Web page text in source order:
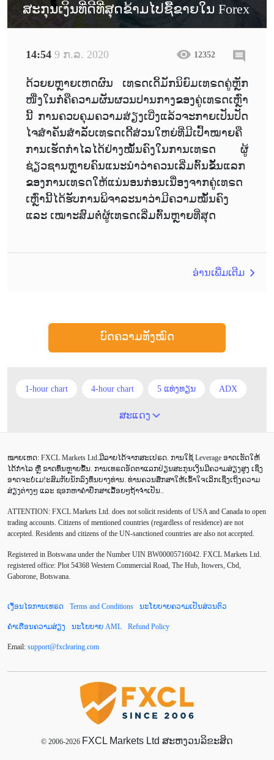
ສະກຸນເງິນທີ່ດີທີ່ສຸດຂ້າມໄປຊື້ຂາຍໃນ Forex
14:54 9 ກ.ລ. 2020 12352
ດ້ວຍຍຫຼາຍເຫດຜົນ ເທຣດເດິ້ມັກນິຍົມເທຣດຄູ່ຫຼັກ
ໜື່ງໃນກໍ່ຄືຄວາມຜັນຜວນປານກາງຂອງຄູ່ເທຣດເຫຼົ່າ
ນີ້ ການຄວບຄຸມຄວາມສ່ຽງເບີ່ງແລ້ວຈະກາຍເປັນປັດ
ໄຈສຳຄັນສຳລັບເທຣດເດີ້ສ່ວນໃຫຍ່ທີ່ມີເປົ້າໝາຍຄື
ການເຮັດກຳໄລໄດ້ຢ່າງໝັ້ນຄົງໃນການເທຣດ ຜູ້
ຊ່ຽວຊານຫຼາຍຄົນແນະນຳວ່າຄວນເລີ່ມຕົ້ນຂັ້ນແລກ
ຂອງການເທຣດໃຫ້ແນ່ນອນກ່ອນເນື່ອງຈາກຄູ່ເທຣດ
ເຫຼົ່ານີ້ໄດ້ຮັບການພິຈາລະນາວ່າມີຄວາມໝັ້ນຄົງ
ແລະ ເໝາະສົມຕໍ່ຜູ້ເທຣດເລີ່ມຕົ້ນຫຼາຍທີ່ສຸດ
ອ່ານເພີ່ມເຕີມ
ບົດຄວາມທັງໝົດ
1-hour chart 4-hour chart 5 ແທ່ງທຽນ ADX
Alexander Elder
Buy Stop CAD CHF COVID-19 CPI
Canadian dollar Charles Dow
Chinese Yuan Correlation Matrix D1 DailyFX
Default mode network Doji EA EA ເຊີງລຸກ
ECB ECN EMA EUR EUR/AUD
GBP/JPY GBP/USD
Great Britain pound H1 H4
Interbank Introducing Broker
ສະແດງ
ໝາຍເຫດ: FXCL Markets Ltd.ມີລາຍໄດ້ຈາກສະເປຣດ. ການໃຊ້ Leverage ອາດເຮັດໃຫ້
ໄດ້ກຳໄລ ຫຼື ຂາດທຶນຫຼາຍຂື້ນ. ການເທຣດອັດຕາແລກປ່ຽນສະກຸນເງິນມີຄວາມສ່ຽງສູງ ເຊິ່ງ
ອາດຈະບໍ່ເມ!ະສົມກັບນັກລົງທຶນບາງທ່ານ. ທ່ານຄວນສຶກສາໃຫ້ເຂົ້າໃຈເລິກເຊິ່ງເຖິງຄວາມ
ສ່ຽງຕ່າງໆ ແລະ ຊອກຫາຄຳປຶກສາເລື້ອຍໆຖ້າຈຳເປັນ..
ATTENTION: FXCL Markets Ltd. does not solicit residents of USA and Canada to open
trading accounts. Citizens of mentioned countries (regardless of residence) are not
accepted. Residents and citizens of the UN-sanctioned countries are also not accepted.
Registered in Botswana under the Number UIN BW00005716042. FXCL Markets Ltd.
registered office: Plot 54368 Western Commercial Road, The Hub, Itowers, Cbd,
Gaborone, Botswana.
ເງື່ອນໄຂການເທຣດ Terms and Conditions ນະໂຍບາຍຄວາມເປັນສ່ວນຕົວ
ຄຳເຕືອນຄວາມສ່ຽງ ນະໂຍບາຍ AML Refund Policy
Email: support@fxclearing com
© 2006-2026 FXCL Markets Ltd ສະຫງວນລິຂະສິດ